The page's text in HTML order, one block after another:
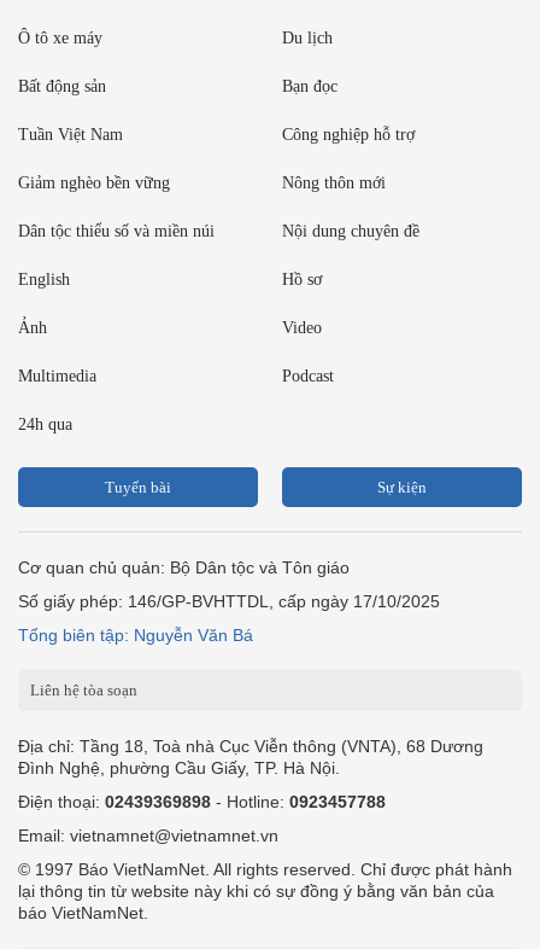
Ô tô xe máy Du lịch
Bất động sản Bạn đọc
Tuần Việt Nam Công nghiệp hỗ trợ
Giảm nghèo bền vững Nông thôn mới
Dân tộc thiểu số và miền núi Nội dung chuyên đề
English Hồ sơ
Ảnh Video
Multimedia Podcast
24h qua
Tuyến bài Sự kiện
Cơ quan chủ quản: Bộ Dân tộc và Tôn giáo
Số giấy phép: 146/GP-BVHTTDL, cấp ngày 17/10/2025
Tổng biên tập: Nguyễn Văn Bá
Liên hệ tòa soạn
Địa chỉ: Tầng 18, Toà nhà Cục Viễn thông (VNTA), 68 Dương
Đình Nghệ, phường Cầu Giấy, TP. Hà Nội.
Điện thoại: 02439369898 - Hotline: 0923457788
Email: vietnamnet@vietnamnet.vn
© 1997 Báo VietNamNet. All rights reserved. Chỉ được phát hành
lại thông tin từ website này khi có sự đồng ý bằng văn bản của
báo VietNamNet.